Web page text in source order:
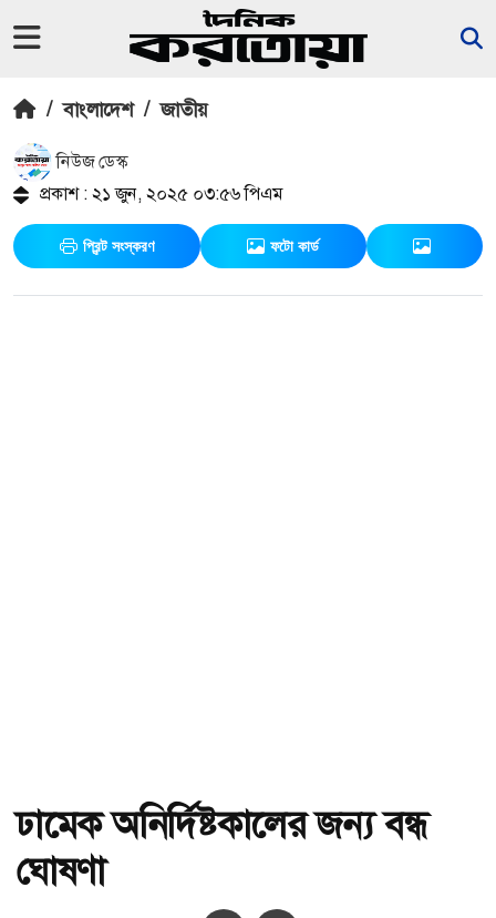
/ বাংলাদেশ / জাতীয়
নিউজ ডেস্ক
প্রকাশ : ২১ জুন, ২০২৫ ০৩:৫৬ পিএম
প্রিন্ট সংস্করণ ফটো কার্ড
ঢামেক অনির্দিষ্টকালের জন্য বন্ধ
ঘোষণা